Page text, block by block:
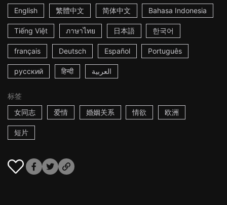
English
繁體中文 简体中文 Bahasa Indonesia
Tiếng Việt ภาษาไทย 日本語 한국어
français Deutsch Español Português
русский हिन्दी العربية
标签
女同志
爱情 婚姻关系 情欲 欧洲
短片